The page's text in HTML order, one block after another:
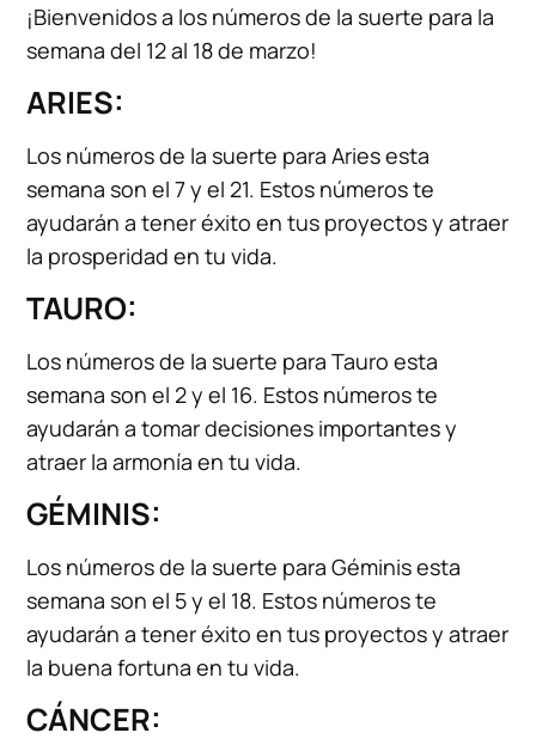
¡Bienvenidos a los números de la suerte para la
semana del 12 al 18 de marzo!
ARIES:
Los números de la suerte para Aries esta
semana son el 7 y el 21. Estos números te
ayudarán a tener éxito en tus proyectos y atraer
la prosperidad en tu vida.
TAURO:
Los números de la suerte para Tauro esta
semana son el 2 y el 16. Estos números te
ayudarán a tomar decisiones importantes y
atraer la armonía en tu vida.
GÉMINIS:
Los números de la suerte para Géminis esta
semana son el 5 y el 18. Estos números te
ayudarán a tener éxito en tus proyectos y atraer
la buena fortuna en tu vida.
CÁNCER: